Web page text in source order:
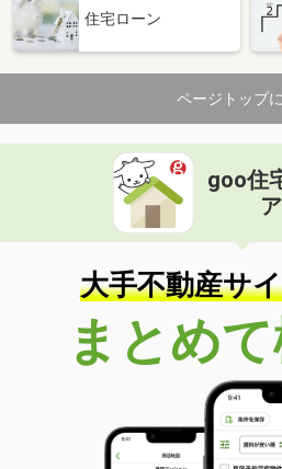
住宅ローン
ページトップ
goo住
大手不動産サ
まとめて